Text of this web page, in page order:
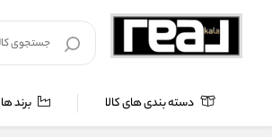
دسته بندی های کالا برند ها